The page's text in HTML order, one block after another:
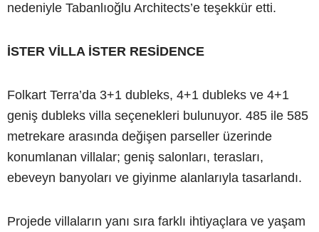
nedeniyle Tabanlıoğlu Architects’e teşekkür etti.
İSTER VİLLA İSTER RESİDENCE
Folkart Terra’da 3+1 dubleks, 4+1 dubleks ve 4+1
geniş dubleks villa seçenekleri bulunuyor. 485 ile 585
metrekare arasında değişen parseller üzerinde
konumlanan villalar; geniş salonları, terasları,
ebeveyn banyoları ve giyinme alanlarıyla tasarlandı.
Projede villaların yanı sıra farklı ihtiyaçlara ve yaşam